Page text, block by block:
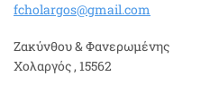
fcholargos@gmail.com
Ζακύνθου & Φανερωμένης
Χολαργός , 15562